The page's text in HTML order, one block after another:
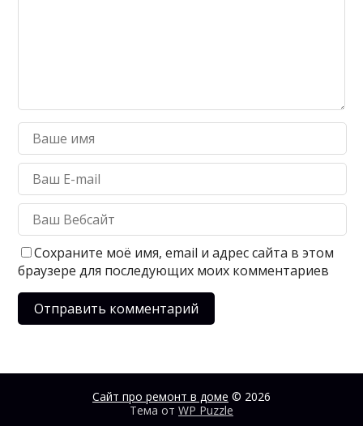
Сохраните моё имя, email и адрес сайта в этом
браузере для последующих моих комментариев
Сайт про ремонт в доме © 2026
Тема от WP Puzzle